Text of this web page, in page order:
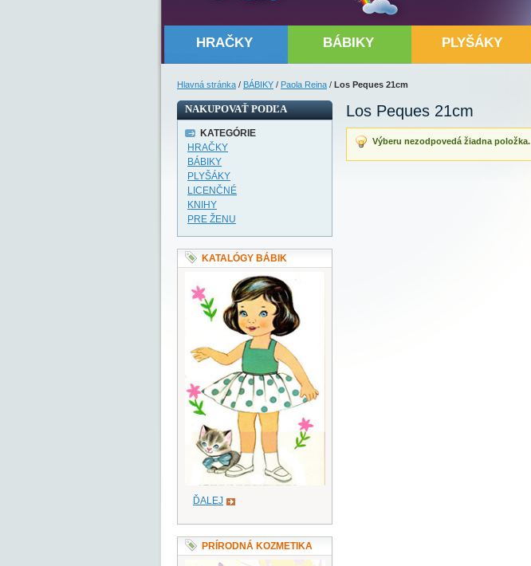
HRAČKY BÁBIKY PLYŠÁKY
Hlavná stránka / BÁBIKY / Paola Reina / Los Peques 21cm
Los Peques 21cm
Výberu nezodpovedá žiadna položka.
NAKUPOVAŤ PODĽA
KATEGÓRIE
HRAČKY
BÁBIKY
PLYŠÁKY
LICENČNÉ
KNIHY
PRE ŽENU
KATALÓGY BÁBIK
ĎALEJ
PRÍRODNÁ KOZMETIKA